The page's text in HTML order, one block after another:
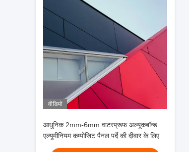
वीडियो
आधुनिक 2mm-6mm वाटरप्रूफ अल्यूकबॉन्ड
एल्यूमीनियम कम्पोजिट पैनल पर्दे की दीवार के लिए